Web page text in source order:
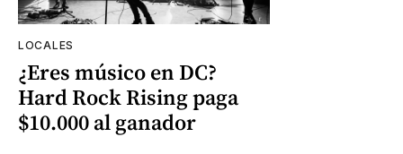
LOCALES
¿Eres músico en DC?
Hard Rock Rising paga
$10.000 al ganador